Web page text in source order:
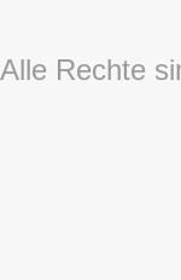
Alle Rechte